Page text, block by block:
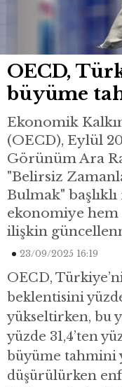
OECD,
büyüme
Ekonomik
(OECD), Eylül
Görünüm Ara
"Belirsiz
Bulmak"
ekonomiye
ilişkin
23/09/2025 16:19
OECD,
beklentisini yüzde
yükseltirken, bu
yüzde 31,4’ten
büyüme tahmini
düşürülürken